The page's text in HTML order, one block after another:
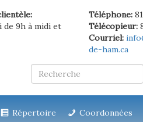
de 9h à midi et
Téléphone:
Télécopieur:
Courriel:
de-ham.ca
Répertoire Coordonnées